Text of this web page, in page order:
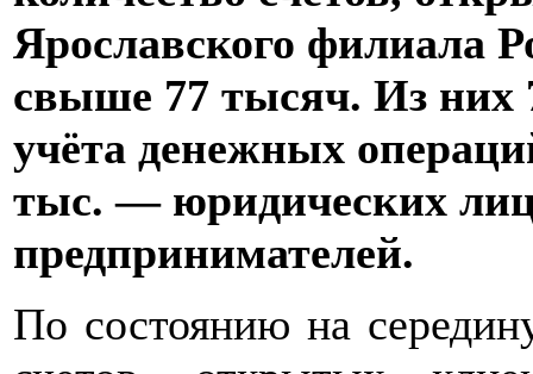
Ярославского филиала
свыше 77 тысяч. Из них
учёта денежных
тыс. — юридических
предпринимателей.
По состоянию на